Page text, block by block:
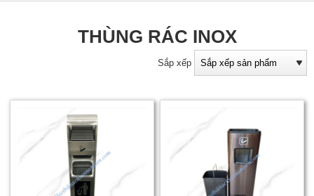
THÙNG RÁC INOX
Sắp xếp